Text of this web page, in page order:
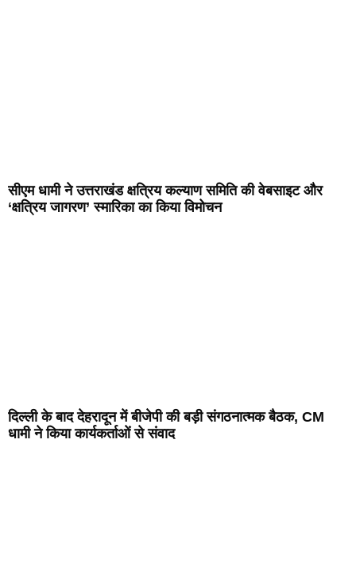
सीएम धामी ने उत्तराखंड क्षत्रिय कल्याण समिति की वेबसाइट और
‘क्षत्रिय जागरण’ स्मारिका का किया विमोचन
दिल्ली के बाद देहरादून में बीजेपी की बड़ी संगठनात्मक बैठक, CM
धामी ने किया कार्यकर्ताओं से संवाद